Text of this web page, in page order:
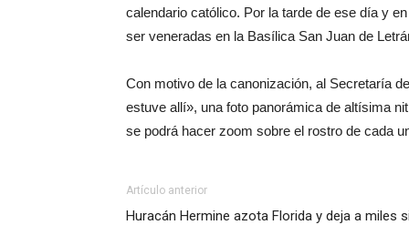
calendario católico. Por la tarde de ese día y
ser veneradas en la Basílica San Juan de
Con motivo de la canonización, al Secretaría
estuve allí», una foto panorámica de altísima
se podrá hacer zoom sobre el rostro de cada
Artículo anterior
Huracán Hermine azota Florida y deja a miles